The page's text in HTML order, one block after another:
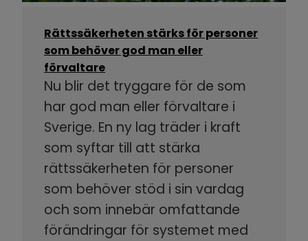
Rättssäkerheten stärks för personer
som behöver god man eller
förvaltare
Nu blir det tryggare för de som
har god man eller förvaltare i
Sverige. En ny lag träder i kraft
som syftar till att stärka
rättssäkerheten för personer
som behöver stöd i sin vardag
och som innebär omfattande
förändringar för systemet med